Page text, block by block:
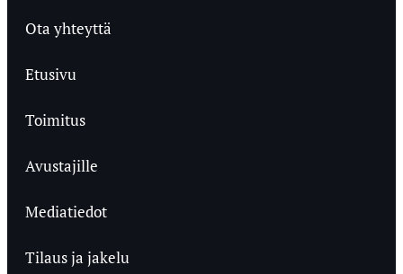
Ota yhteyttä
Etusivu
Toimitus
Avustajille
Mediatiedot
Tilaus ja jakelu